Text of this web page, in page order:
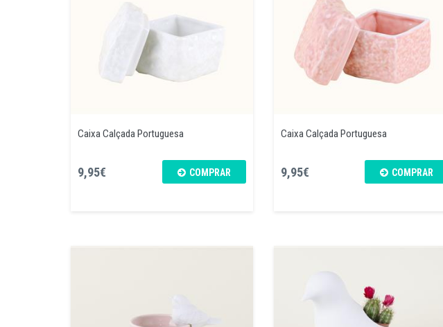
Caixa Calçada Portuguesa
9,95€ COMPRAR
Caixa Calçada Portuguesa
9,95€ COMPRAR